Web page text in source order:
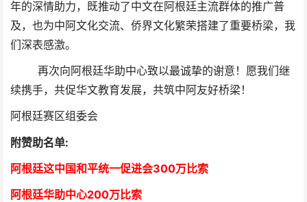
年的深情助力，
既推动了中文在阿根廷主流群体的推广普
及，也为中阿文化交流、侨界文化繁荣搭建了重要桥梁，我
们深表感激。
再次向阿根廷华助中心致以最诚挚的谢意！愿我们继
续携手，共促华文教育发展，共筑中阿友好桥梁！
阿根廷赛区组委会
附赞助名单:
阿根廷这中国和平统一促进会300万比索
阿根廷华助中心200万比索